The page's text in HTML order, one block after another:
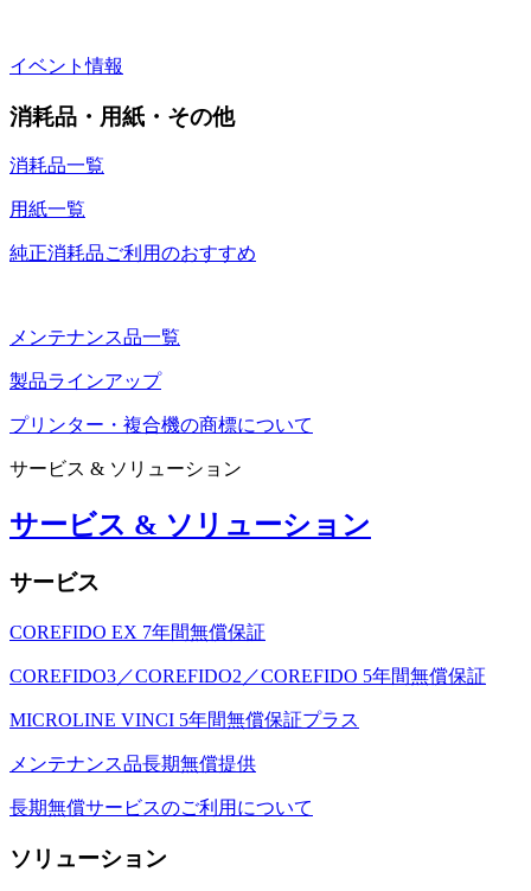
イベント情報
消耗品・用紙・その他
消耗品一覧
用紙一覧
純正消耗品ご利用のおすすめ
メンテナンス品一覧
製品ラインアップ
プリンター・複合機の商標について
サービス & ソリューション
サービス & ソリューション
サービス
COREFIDO EX 7年間無償保証
COREFIDO3／COREFIDO2／COREFIDO 5年間無償保証
MICROLINE VINCI 5年間無償保証プラス
メンテナンス品長期無償提供
長期無償サービスのご利用について
ソリューション